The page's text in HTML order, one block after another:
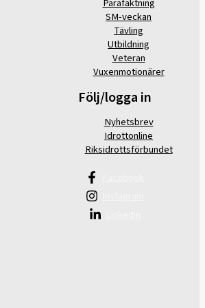
Parafäktning
SM-veckan
Tävling
Utbildning
Veteran
Vuxenmotionärer
Följ/logga in
Nyhetsbrev
Idrottonline
Riksidrottsförbundet